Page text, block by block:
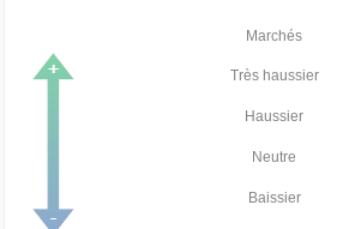
Marchés
Très haussier
Haussier
Neutre
Baissier